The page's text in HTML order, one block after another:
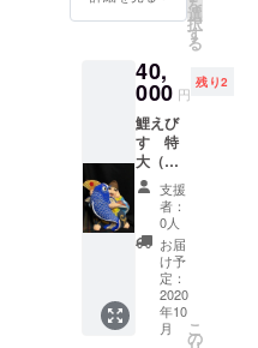
ご指定
なただ
けのオ
リジナ
ル鯉焼
焼かせ
て頂き
ます。
（遠方
の場合
は、冷
凍で発
送させ
て頂く
ことに
なりま
を
選
択
す
る
40,
000 円
残り2
鯉えび
す 特
大（信
州なか
の土人
形）
支援
者：
0人
お届
け予
定：
2020
年10
月
こ
の